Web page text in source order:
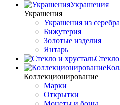
Украшения
Украшения
Украшения из серебра
Бижутерия
Золотые изделия
Янтарь
Стекло
Коллекционирование
Марки
Открытки
Монеты и боны